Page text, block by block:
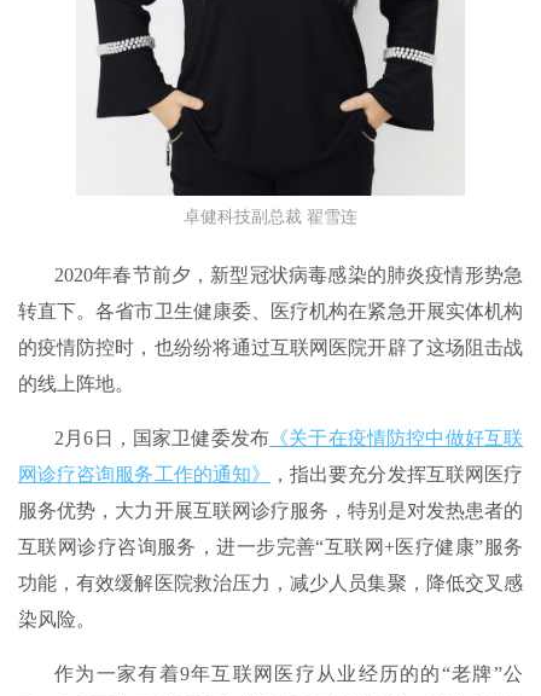
卓健科技副总裁 翟雪连
2020年春节前夕，新型冠状病毒感染的肺炎疫情形势急
转直下。各省市卫生健康委、医疗机构在紧急开展实体机构
的疫情防控时，也纷纷将通过互联网医院开辟了这场阻击战
的线上阵地。
2月6日，国家卫健委发布 《关于在疫情防控中做好互联
网诊疗咨询服务工作的通知》
，指出要充分发挥互联网医疗
服务优势，大力开展互联网诊疗服务，特别是对发热患者的
互联网诊疗咨询服务，进一步完善“互联网+医疗健康”服务
功能，有效缓解医院救治压力，减少人员集聚，降低交叉感
染风险。
作为一家有着9年互联网医疗从业经历的的“老牌”公